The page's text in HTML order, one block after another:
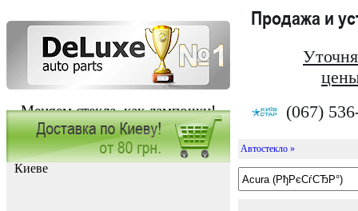
Меняем стекла, как лампочки!
Продажа и
(067)
Заказать установку автостекла в
Киеве
Автостекло »